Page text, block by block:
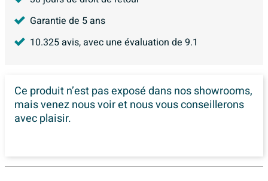
Garantie de 5 ans
10.325avis, avec une évaluation de 9.1
Ce produit n’est pas exposé dansnos showrooms,
mais venez nous voir et nous vous conseillerons
avec plaisir.